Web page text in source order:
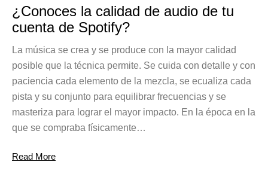
¿Conoces la calidad de audio de tu
cuenta de Spotify?
La música se crea y se produce con la mayor calidad
posible que la técnica permite. Se cuida con detalle y con
paciencia cada elemento de la mezcla, se ecualiza cada
pista y su conjunto para equilibrar frecuencias y se
masteriza para lograr el mayor impacto. En la época en la
que se compraba físicamente…
Read More